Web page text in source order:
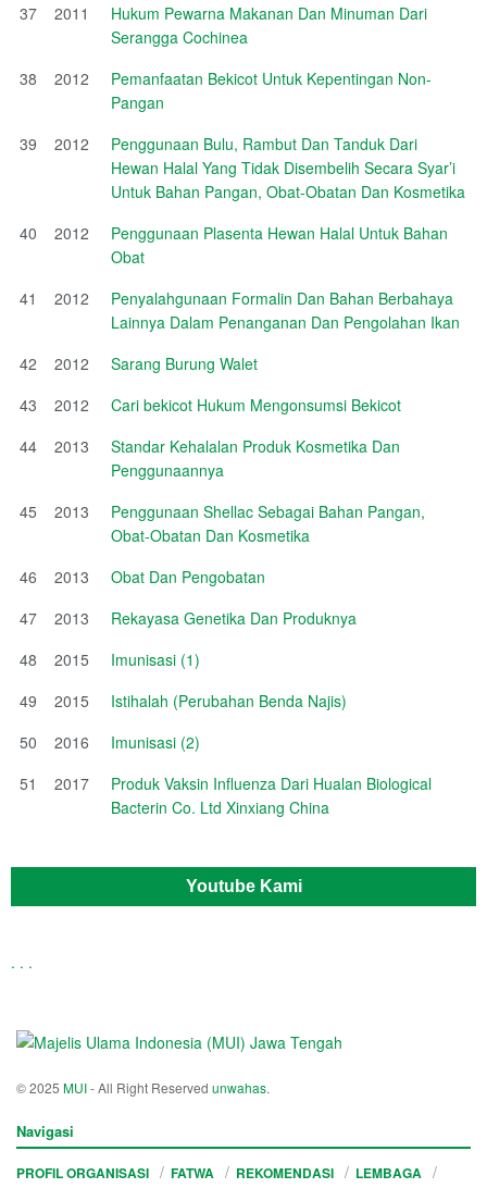
37
2011
Hukum Pewarna Makanan Dan Minuman Dari
Serangga Cochinea
38
2012
Pemanfaatan Bekicot Untuk Kepentingan Non-
Pangan
39
2012
Penggunaan Bulu, Rambut Dan Tanduk Dari
Hewan Halal Yang Tidak Disembelih Secara Syar’i
Untuk Bahan Pangan, Obat-Obatan Dan Kosmetika
40
2012
Penggunaan Plasenta Hewan Halal Untuk Bahan
Obat
41
2012
Penyalahgunaan Formalin Dan Bahan Berbahaya
Lainnya Dalam Penanganan Dan Pengolahan Ikan
42
2012
Sarang Burung Walet
43
2012
Cari bekicot Hukum Mengonsumsi Bekicot
44
2013
Standar Kehalalan Produk Kosmetika Dan
Penggunaannya
45
2013
Penggunaan Shellac Sebagai Bahan Pangan,
Obat-Obatan Dan Kosmetika
46
2013
Obat Dan Pengobatan
47
2013
Rekayasa Genetika Dan Produknya
48
2015
Imunisasi (1)
49
2015
Istihalah (Perubahan Benda Najis)
50
2016
Imunisasi (2)
51
2017
Produk Vaksin Influenza Dari Hualan Biological
Bacterin Co. Ltd Xinxiang China
Youtube Kami
. . .
© 2025 MUI- All Right Reserved unwahas.
Navigasi
PROFIL ORGANISASI FATWA REKOMENDASI
LEMBAGA